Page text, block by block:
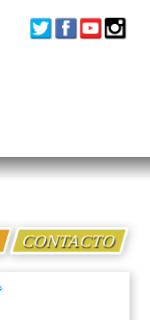
CONTACTO